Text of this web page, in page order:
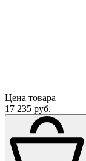
Цена товара
17 235 руб.